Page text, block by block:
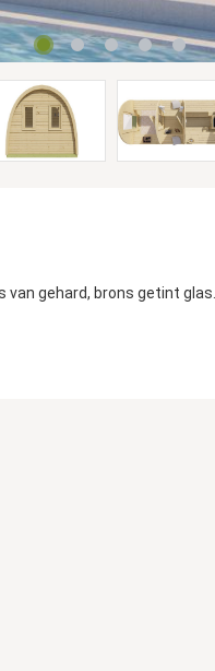
van gehard, brons getint glas.